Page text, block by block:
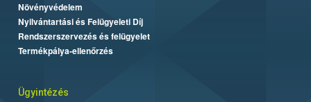
Növényvédelem
Nyilvántartási és Felügyeleti Díj
Rendszerszervezés és felügyelet
Termékpálya-ellenőrzés
Ügyintézés